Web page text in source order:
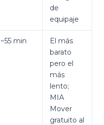
de
equipaje
~55 min
El más
barato
pero el
más
lento;
MIA
Mover
gratuito al